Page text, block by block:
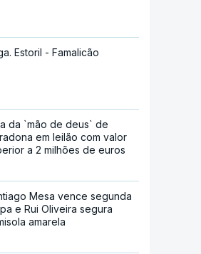
Estoril - Famalicão
da `mão de deus` de
em leilão com valor
a 2 milhões de euros
Mesa vence segunda
e Rui Oliveira segura
amarela